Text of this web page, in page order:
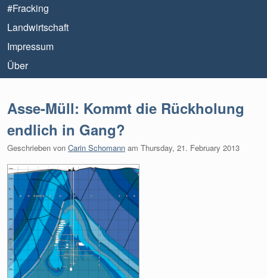
#Fracking
Landwirtschaft
Impressum
Über
Asse-Müll: Kommt die Rückholung
endlich in Gang?
Geschrieben von Carin Schomann am Thursday, 21. February 2013